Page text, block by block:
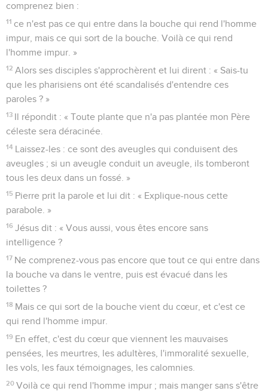
comprenez bien :
11 ce n'est pas ce qui entre dans la bouche qui rend l'homme
impur, mais ce qui sort de la bouche. Voilà ce qui rend
l'homme impur. »
12 Alors ses disciples s'approchèrent et lui dirent : « Sais-tu
que les pharisiens ont été scandalisés d'entendre ces
paroles ? »
13 Il répondit : « Toute plante que n'a pas plantée mon Père
céleste sera déracinée.
14 Laissez-les : ce sont des aveugles qui conduisent des
aveugles ; si un aveugle conduit un aveugle, ils tomberont
tous les deux dans un fossé. »
15 Pierre prit la parole et lui dit : « Explique-nous cette
parabole. »
16 Jésus dit : « Vous aussi, vous êtes encore sans
intelligence ?
17 Ne comprenez-vous pas encore que tout ce qui entre dans
la bouche va dans le ventre, puis est évacué dans les
toilettes ?
18 Mais ce qui sort de la bouche vient du cœur, et c'est ce
qui rend l'homme impur.
19 En effet, c'est du cœur que viennent les mauvaises
pensées, les meurtres, les adultères, l'immoralité sexuelle,
les vols, les faux témoignages, les calomnies.
20 Voilà ce qui rend l'homme impur ; mais manger sans s'être